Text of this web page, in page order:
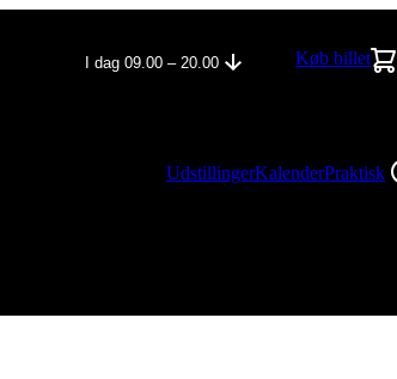
I dag 09.00 – 20.00 Køb billet
UdstillingerKalenderPraktisk